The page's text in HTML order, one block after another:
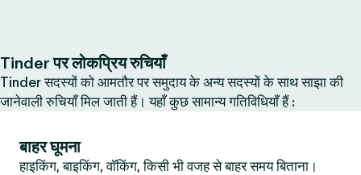
Tinder पर लोकप्रिय रुचियाँ
Tinder सदस्यों को आमतौर पर समुदाय के अन्य सदस्यों के साथ साझा की
जानेवाली रुचियाँ मिल जाती हैं। यहाँ कुछ सामान्य गतिविधियाँ हैं :
बाहर घूमना
हाइकिंग, बाइकिंग, वॉकिंग, किसी भी वजह से बाहर समय बिताना।